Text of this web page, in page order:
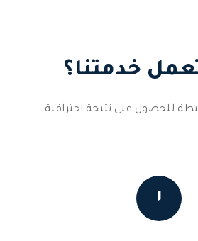
خدمتنا؟
للحصول على نتيجة احترافية
١